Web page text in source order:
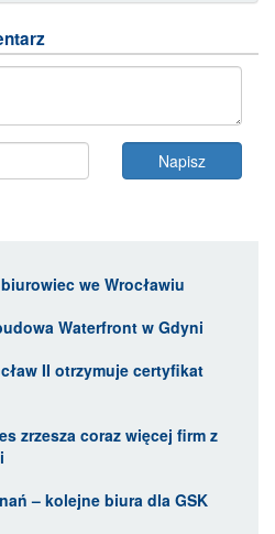
we Wrocławiu
Waterfront w Gdyni
II otrzymuje certyfikat
zrzesza coraz więcej firm z
– kolejne biura dla GSK